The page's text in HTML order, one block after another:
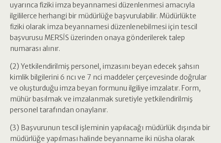
uyarınca fiziki imza beyannamesi düzenlenmesi amacıyla
ilgililerce herhangi bir müdürlüğe başvurulabilir. Müdürlükte
fiziki olarak imza beyannamesi düzenlenebilmesi için tescil
başvurusu MERSİS üzerinden onaya gönderilerek talep
numarası alınır.
(2) Yetkilendirilmiş personel, imzasını beyan edecek şahsın
kimlik bilgilerini 6 ncı ve 7 nci maddeler çerçevesinde doğrular
ve oluşturduğu imza beyan formunu ilgiliye imzalatır. Form,
mühür basılmak ve imzalanmak suretiyle yetkilendirilmiş
personel tarafından onaylanır.
(3) Başvurunun tescil işleminin yapılacağı müdürlük dışında bir
müdürlüğe yapılması halinde beyanname iki nüsha olarak